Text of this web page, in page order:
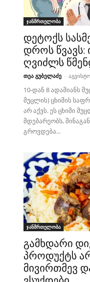
ჯანმრთელობა
დეტოქს
დროს წვავს:
ღვიძლს
თეა გუბელაძე -
10-დან 8 ადამიანს
მუცლის) ცხიმის
არ აქვს. ეს ცხიმი
მდებარეობს,
გროვდება...
ჯანმრთელობა
გამხდარი
პროდუქტს
მივირთმევ